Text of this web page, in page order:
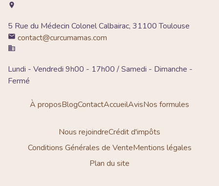
5 Rue du Médecin Colonel Calbairac, 31100 Toulouse
contact@curcumamas.com
Lundi - Vendredi 9h00 - 17h00 / Samedi - Dimanche -
Fermé
À proposBlogContactAccueilAvisNos formules
Nous rejoindreCrédit d'impôts
Conditions Générales de VenteMentions légales
Plan du site